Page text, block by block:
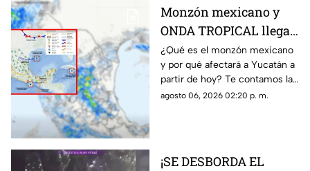
Monzón mexicano y
ONDA TROPICAL llegan
a Yucatán con
FUERTES LLUVIAS a
partir de HOY
¿Qué es el monzón mexicano
y por qué afectará a Yucatán a
partir de hoy? Te contamos la
combinación con una onda
agosto 06, 2026 02:20 p. m.
¡SE DESBORDA EL